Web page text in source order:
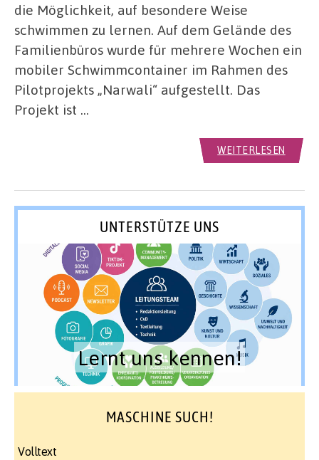
die Möglichkeit, auf besondere Weise
schwimmen zu lernen. Auf dem Gelände des
Familienbüros wurde für mehrere Wochen ein
mobiler Schwimmcontainer im Rahmen des
Pilotprojekts „Narwali“ aufgestellt. Das
Projekt ist …
WEITERLESEN
UNTERSTÜTZE UNS
Lernt uns kennen!
MASCHINE SUCH!
Volltext